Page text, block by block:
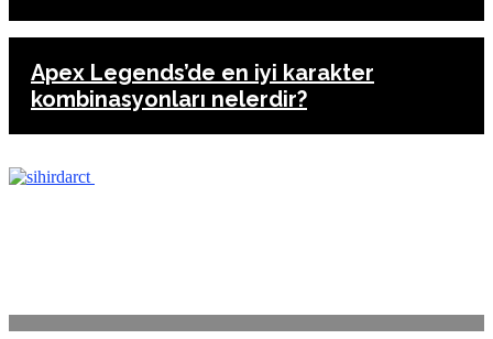
Apex Legends’de en iyi karakter
kombinasyonları nelerdir?